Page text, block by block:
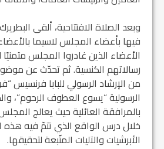
وبعد الصلاة الافتتاحية، ألقى
فيها بأعضاء المجلس لاسيما
الأعضاء الذين غادروا المجلس
رسالاتهم الكنسية. ثم تحدّث عن
من الإرشاد الرسولي للبابا فرنسيس
الرسولية “يسوع العطوف الرحوم”،
بالمرافقة العائلية حيث يعالج
خلال درس الواقع الذي تتمّ فيه
الأبرشيات والآليات المتّبعة لتحقيقها.